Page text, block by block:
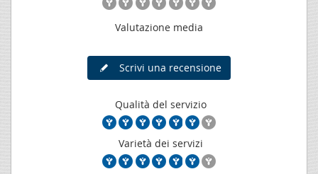
Valutazione media
Scrivi una recensione
Qualità del servizio
Varietà dei servizi